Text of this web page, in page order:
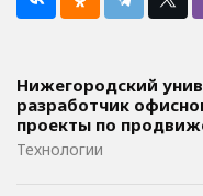
Нижегородский
разработчик
проекты по
Технологии